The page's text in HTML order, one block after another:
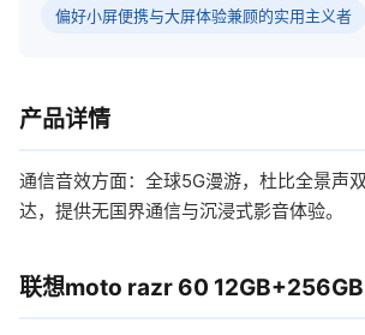
偏好小屏便携与大屏体验兼顾的实用主义者
产品详情
通信音效方面：全球5G漫游，杜比全景声
达，提供无国界通信与沉浸式影音体验。
联想moto razr 60 12GB+256GB